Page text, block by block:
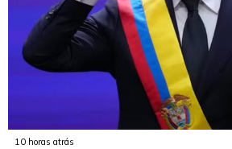
10 horas atrás